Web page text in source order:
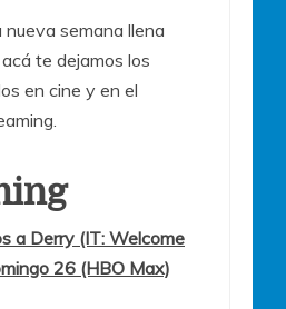
nueva semana llena
te dejamos los
en cine y en el
a Derry (IT: Welcome
26 (HBO Max)